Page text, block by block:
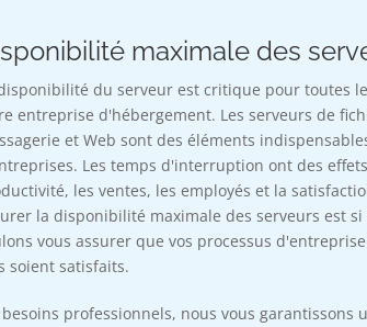
maximale des
du serveur est critique pour toutes
entreprise d'hébergement. Les serveurs de
et Web sont des éléments
Les temps d'interruption ont des
les ventes, les employés et la
la disponibilité maximale des serveurs est
vous assurer que vos processus
soient satisfaits.
professionnels, nous vous garantissons